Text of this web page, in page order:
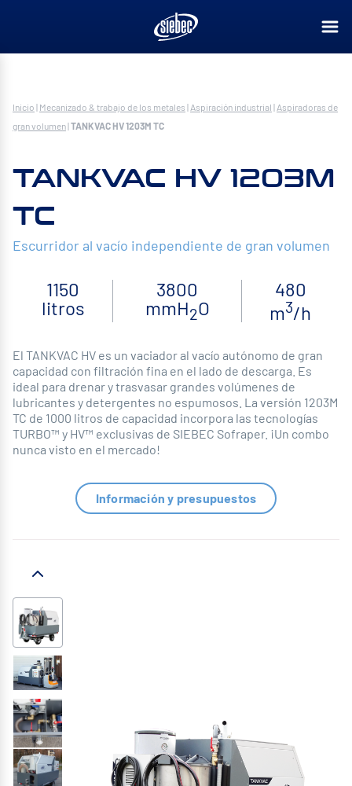
Inicio | Mecanizado & trabajo de los metales | Aspiración industrial | Aspiradoras de
gran volumen|TANKVAC HV 1203M TC
TANKVAC HV 1203M
TC
Escurridor al vacío independiente de gran volumen
1150
litros
3800
mmH2O
480
m3/h
El TANKVAC HV es un vaciador al vacío autónomo de gran
capacidad con filtración fina en el lado de descarga. Es
ideal para drenar y trasvasar grandes volúmenes de
lubricantes y detergentes no espumosos. La versión 1203M
TC de 1000 litros de capacidad incorpora las tecnologías
TURBO™ y HV™ exclusivas de SIEBEC Sofraper. ¡Un combo
nunca visto en el mercado!
Información y presupuestos